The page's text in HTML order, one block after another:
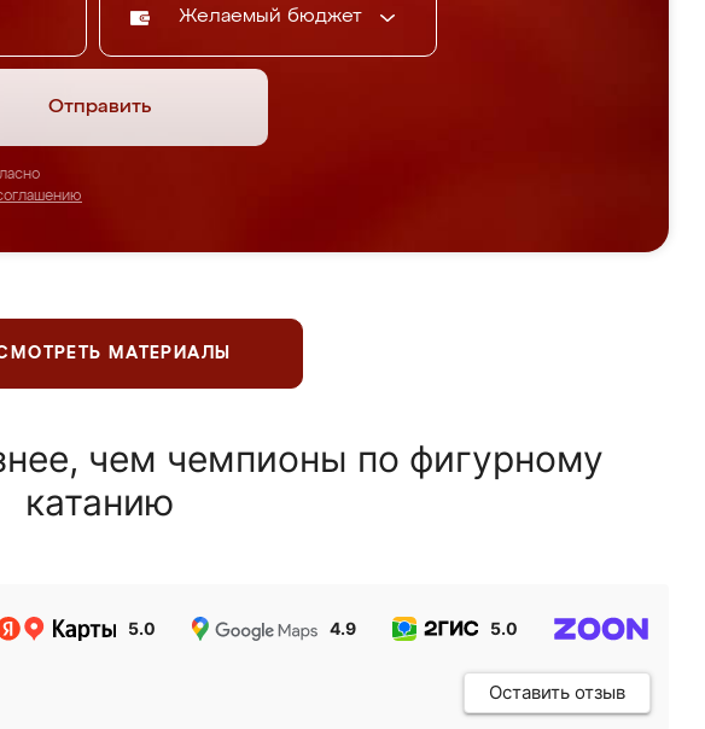
Желаемый бюджет
Отправить
МАТЕРИАЛЫ
чем чемпионы по фигурному
катанию
5.0 4.9 5.0
Оставить отзыв